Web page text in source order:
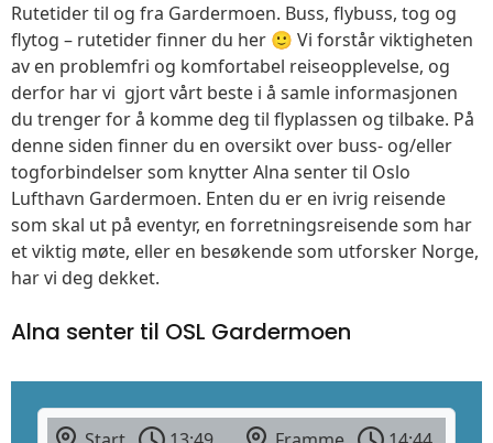
Rutetider til og fra Gardermoen. Buss, flybuss, tog og
flytog – rutetider finner du her 🙂 Vi forstår viktigheten
av en problemfri og komfortabel reiseopplevelse, og
derfor har vi gjort vårt beste i å samle informasjonen
du trenger for å komme deg til flyplassen og tilbake. På
denne siden finner du en oversikt over buss- og/eller
togforbindelser som knytter Alna senter til Oslo
Lufthavn Gardermoen. Enten du er en ivrig reisende
som skal ut på eventyr, en forretningsreisende som har
et viktig møte, eller en besøkende som utforsker Norge,
har vi deg dekket.
Alna senter til OSL Gardermoen